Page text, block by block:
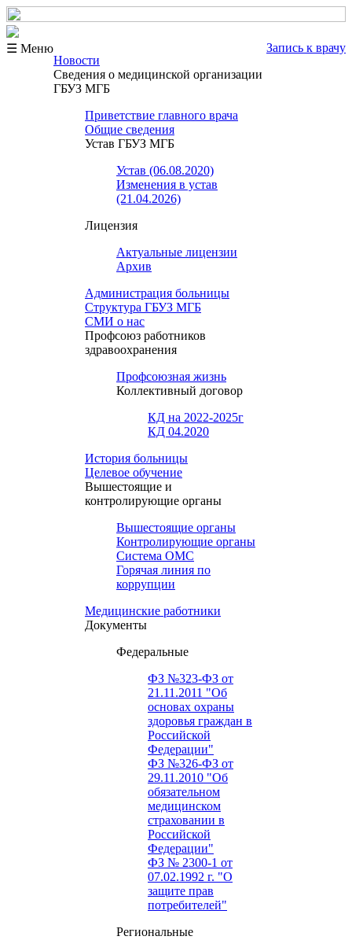
☰ Меню
Запись к врачу
Новости
Сведения о медицинской организации
ГБУЗ МГБ
Приветствие главного врача
Общие сведения
Устав ГБУЗ МГБ
Устав (06.08.2020)
Изменения в устав
(21.04.2026)
Лицензия
Актуальные лицензии
Архив
Администрация больницы
Структура ГБУЗ МГБ
СМИ о нас
Профсоюз работников
здравоохранения
Профсоюзная жизнь
Коллективный договор
КД на 2022-2025г
КД 04.2020
История больницы
Целевое обучение
Вышестоящие и
контролирующие органы
Вышестоящие органы
Контролирующие органы
Система ОМС
Горячая линия по
коррупции
Медицинские работники
Документы
Федеральные
ФЗ №323-ФЗ от
21.11.2011 "Об
основах охраны
здоровья граждан в
Российской
Федерации"
ФЗ №326-ФЗ от
29.11.2010 "Об
обязательном
медицинском
страховании в
Российской
Федерации"
ФЗ № 2300-1 от
07.02.1992 г. "О
защите прав
потребителей"
Региональные